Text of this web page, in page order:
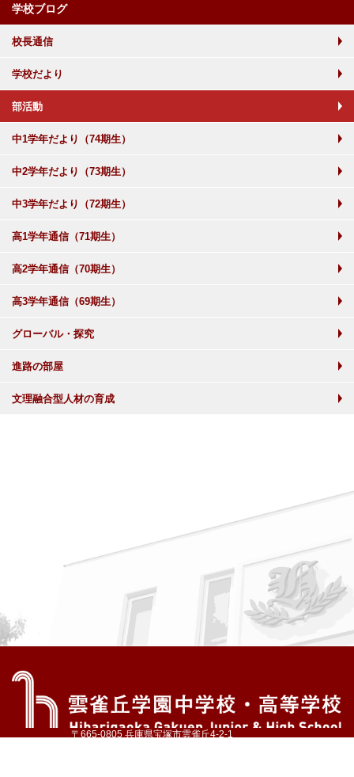
学校ブログ
校長通信
学校だより
部活動
中1学年だより（74期生）
中2学年だより（73期生）
中3学年だより（72期生）
高1学年通信（71期生）
高2学年通信（70期生）
高3学年通信（69期生）
グローバル・探究
進路の部屋
文理融合型人材の育成
〒665-0805 兵庫県宝塚市雲雀丘4-2-1